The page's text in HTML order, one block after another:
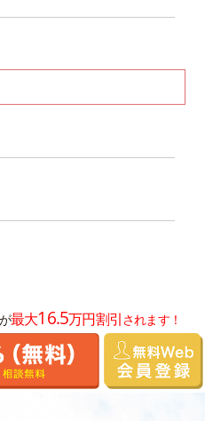
最大16.5万円割引されます！